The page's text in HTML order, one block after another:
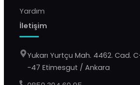
Yardım
İletişim
Yukarı Yurtçu Mah. 4462. Cad.
-47 Etimesgut / Ankara